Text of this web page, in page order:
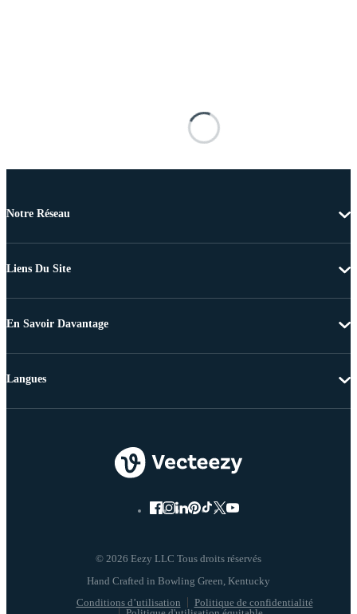
Notre Réseau
Liens Du Site
En Savoir Davantage
© 2026 Eezy LLC Tous droits réservés
Conditions d’utilisation
Politique de confidentialité
Langues